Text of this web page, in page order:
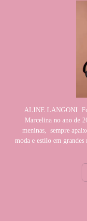
ALINE LANGONI
Marcelina no ano de
meninas, sempre
moda e estilo em grandes